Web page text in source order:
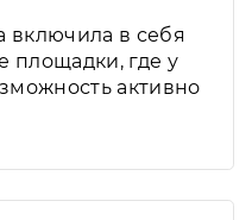
включила в себя
площадки, где у
активно